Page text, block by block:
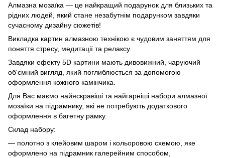
Алмазна мозаїка — це найкращий подарунок для близьких та
рідних людей, який стане незабутнім подарунком завдяки
сучасному дизайну сюжетів!
Викладка картин алмазною технікою є чудовим заняттям для
поняття стресу, медитації та релаксу.
Завдяки ефекту 5D картини мають дивовижний, чаруючий
об'ємний вигляд, який поглиблюється за допомогою
оформлення кожного камінчика.
Для Вас маємо найяскравіші та найгарніші набори алмазної
мозаїки на підрамнику, які не потребують додаткового
оформлення в багетну рамку.
Склад набору:
— полотно з клейовим шаром і кольоровою схемою, яке
оформлено на підрамник галерейним способом,